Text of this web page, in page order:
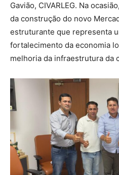
Gavião, CIVARLEG. Na
da construção do novo
estruturante que representa
fortalecimento da economia
melhoria da infraestrutura da